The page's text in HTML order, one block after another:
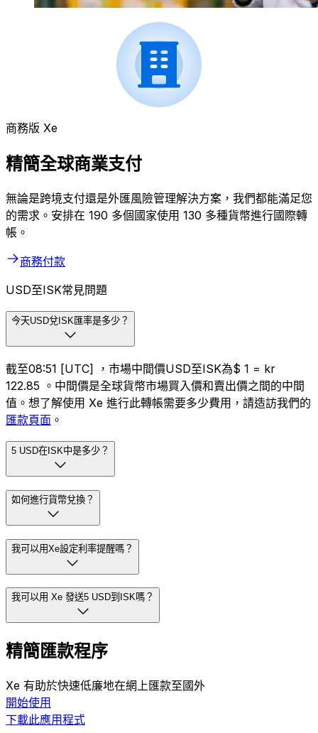
商務版 Xe
精簡全球商業支付
無論是跨境支付還是外匯風險管理解決方案，我們都能滿足您
的需求。安排在 190 多個國家使用 130 多種貨幣進行國際轉
帳。
商務付款
USD至ISK常見問題
今天USD兌ISK匯率是多少？
截至08:51 [UTC] ，市場中間價USD至ISK為$ 1 = kr
122.85 。中間價是全球貨幣市場買入價和賣出價之間的中間
值。想了解使用 Xe 進行此轉帳需要多少費用，請造訪我們的
匯款頁面 。
5 USD在ISK中是多少？
如何進行貨幣兌換？
我可以用Xe設定利率提醒嗎？
我可以用 Xe 發送5 USD到ISK嗎？
精簡匯款程序
Xe 有助於快速低廉地在網上匯款至國外
開始使用
下載此應用程式